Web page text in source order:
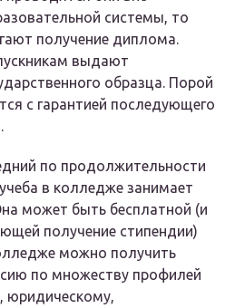
системы, то
получение диплома.
выдают
образца. Порой
с гарантией последующего
по продолжительности
в колледже занимает
может быть бесплатной (и
получение стипендии)
можно получить
по множеству профилей
юридическому,